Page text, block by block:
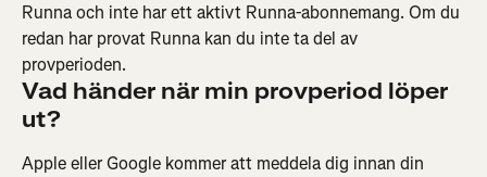
Runna och inte har ett aktivt Runna-abonnemang. Om du
redan har provat Runna kan du inte ta del av
provperioden.
Vad händer när min provperiod löper
ut?
Apple eller Google kommer att meddela dig innan din